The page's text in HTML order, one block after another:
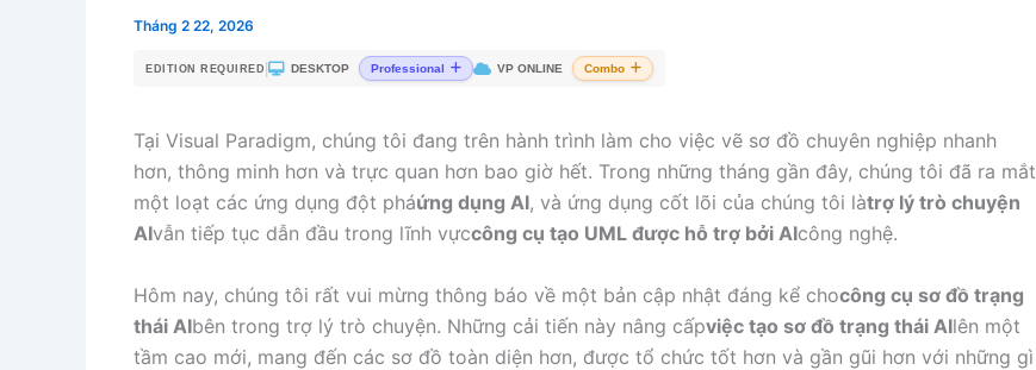
Tháng 2 22, 2026
EDITION REQUIRED DESKTOP Professional VP ONLINE Combo
Tại Visual Paradigm, chúng tôi đang trên hành trình làm cho việc vẽ sơ đồ chuyên nghiệp nhanh
hơn, thông minh hơn và trực quan hơn bao giờ hết. Trong những tháng gần đây, chúng tôi đã ra mắt
một loạt các ứng dụng đột pháứng dụng AI, và ứng dụng cốt lõi của chúng tôi làtrợ lý trò chuyện
AIvẫn tiếp tục dẫn đầu trong lĩnh vựccông cụ tạo UML được hỗ trợ bởi AIcông nghệ.
Hôm nay, chúng tôi rất vui mừng thông báo về một bản cập nhật đáng kể chocông cụ sơ đồ trạng
thái AIbên trong trợ lý trò chuyện. Những cải tiến này nâng cấpviệc tạo sơ đồ trạng thái AIlên một
tầm cao mới, mang đến các sơ đồ toàn diện hơn, được tổ chức tốt hơn và gần gũi hơn với những gì